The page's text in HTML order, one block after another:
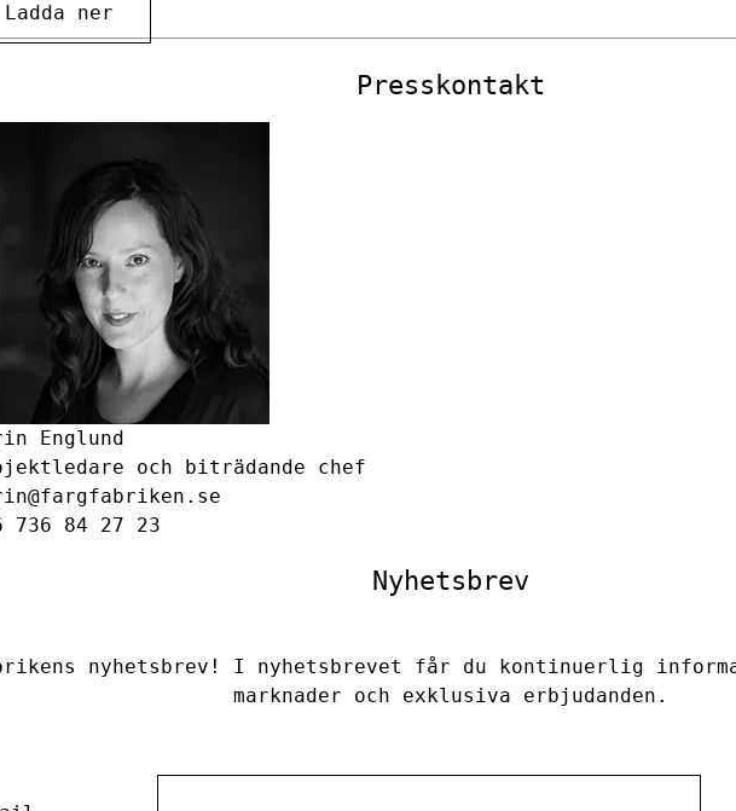
Ladda ner
Presskontakt
Englund
och biträdande chef
736 84 27 23
Nyhetsbrev
nyhetsbrev! I nyhetsbrevet får du kontinuerlig
marknader och exklusiva erbjudanden.